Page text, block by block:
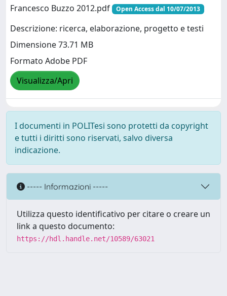
Francesco Buzzo 2012.pdf
Open Access dal 10/07/2013
Descrizione: ricerca, elaborazione, progetto e testi
Dimensione 73.71 MB
Formato Adobe PDF
Visualizza/Apri
I documenti in POLITesi sono protetti da copyright
e tutti i diritti sono riservati, salvo diversa
indicazione.
----- Informazioni -----
Utilizza questo identificativo per citare o creare un
link a questo documento:
https://hdl.handle.net/10589/63021